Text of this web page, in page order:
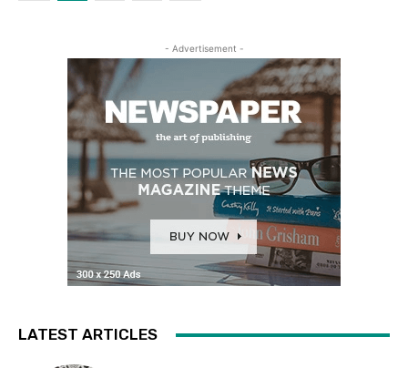
- Advertisement -
LATEST ARTICLES